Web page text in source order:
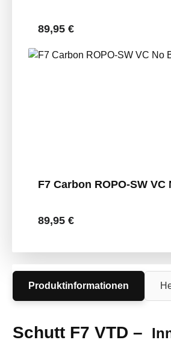
Regulärer Preis:
89,95 €
F7 Carbon ROPO-SW VC
Regulärer Preis:
89,95 €
Produktinformationen
Schutt F7 VTD –